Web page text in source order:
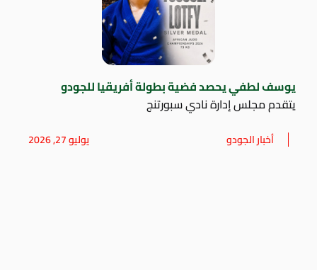
يوسف لطفي يحصد فضية بطولة أفريقيا للجودو
يتقدم مجلس إدارة نادي سبورتنج
أخبار الجودو يوليو 27, 2026